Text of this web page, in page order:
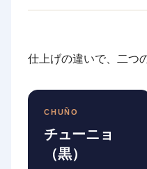
仕上げの違いで、二つ
CHUÑO
チューニョ
（黒）